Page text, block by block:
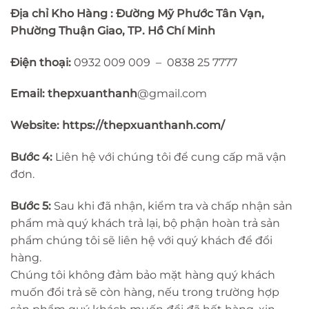
Địa chỉ Kho Hàng : Đường Mỹ Phước Tân Vạn,
Phường Thuận Giao, TP. Hồ Chí Minh
Điện thoại: 0932 009 009 – 0838 25 7777
Email: thepxuanthanh@gmail.com
Website: https://thepxuanthanh.com/
Bước 4: Liên hệ với chúng tôi để cung cấp mã vận
đơn.
Bước 5: Sau khi đã nhận, kiểm tra và chấp nhận sản
phẩm mà quý khách trả lại, bộ phận hoàn trả sản
phẩm chúng tôi sẽ liên hệ với quý khách để đổi
hàng.
Chúng tôi không đảm bảo mặt hàng quý khách
muốn đổi trả sẽ còn hàng, nếu trong trường hợp